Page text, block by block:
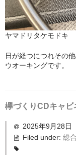
ヤマドリタケモドキ
日が経つにつれその
ウオーキングです。
欅づくりCDキャビ
2025年9月28日
Filed under: 総合